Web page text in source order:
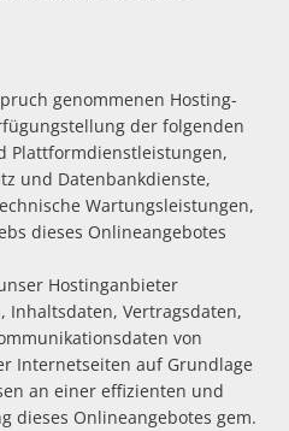
genommenen Hosting-
der folgenden
Plattformdienstleistungen,
und Datenbankdienste,
Wartungsleistungen,
dieses Onlineangebotes
Hostinganbieter
Inhaltsdaten, Vertragsdaten,
von
Internetseiten auf Grundlage
an einer effizienten und
dieses Onlineangebotes gem.